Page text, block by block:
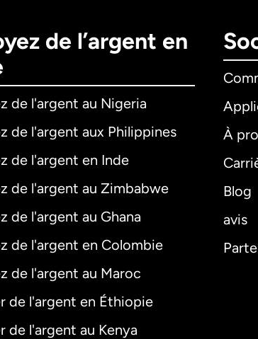
de l’argent en
de l'argent au Nigeria
de l'argent aux Philippines
de l'argent en Inde
de l'argent au Zimbabwe
de l'argent au Ghana
de l'argent en Colombie
de l'argent au Maroc
de l'argent en Éthiopie
de l'argent au Kenya
À
Blog
avis